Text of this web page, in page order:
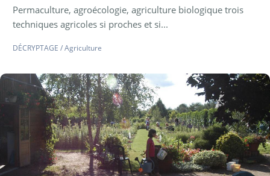
Permaculture, agroécologie, agriculture biologique trois
techniques agricoles si proches et si...
DÉCRYPTAGE /Agriculture